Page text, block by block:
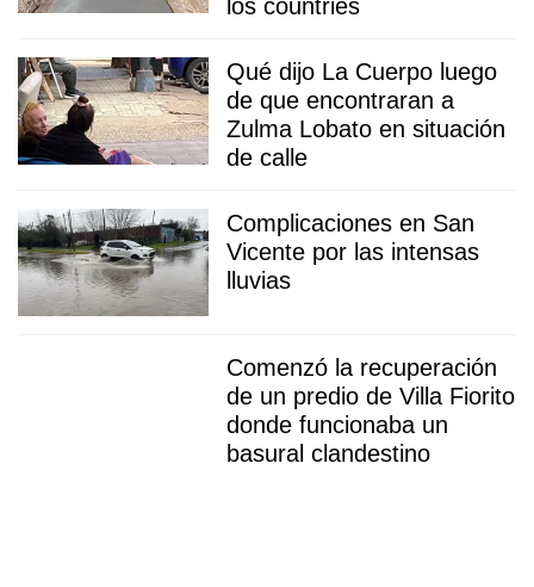
los countries
Qué dijo La Cuerpo luego
de que encontraran a
Zulma Lobato en situación
de calle
Complicaciones en San
Vicente por las intensas
lluvias
Comenzó la recuperación
de un predio de Villa Fiorito
donde funcionaba un
basural clandestino